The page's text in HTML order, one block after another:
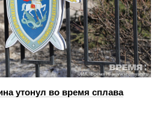
утонул во время сплава